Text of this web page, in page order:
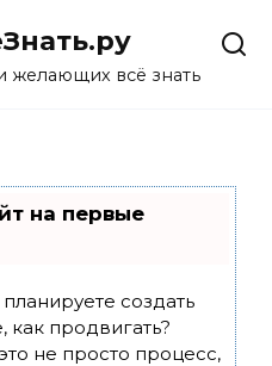
желающих всё знать
на первые
создать
как продвигать?
не просто процесс,